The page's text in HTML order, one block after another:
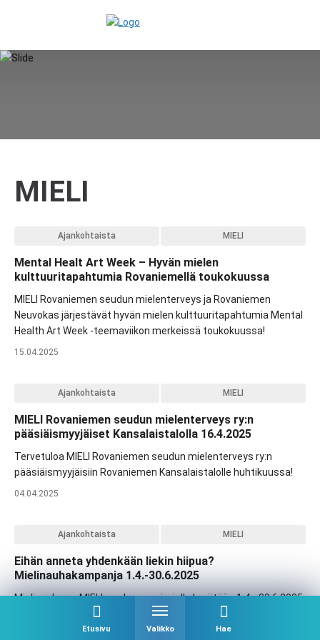
Etusivu Valikko Hae
MIELI
Ajankohtaista MIELI
Mental Healt Art Week – Hyvän mielen
kulttuuritapahtumia Rovaniemellä toukokuussa
MIELI Rovaniemen seudun mielenterveys ja Rovaniemen
Neuvokas järjestävät hyvän mielen kulttuuritapahtumia Mental
Health Art Week -teemaviikon merkeissä toukokuussa!
15.04.2025
Ajankohtaista MIELI
MIELI Rovaniemen seudun mielenterveys ry:n
pääsiäismyyjäiset Kansalaistalolla 16.4.2025
Tervetuloa MIELI Rovaniemen seudun mielenterveys ry:n
pääsiäismyyjäisiin Rovaniemen Kansalaistalolle huhtikuussa!
04.04.2025
Ajankohtaista MIELI
Eihän anneta yhdenkään liekin hiipua?
Mielinauhakampanja 1.4.-30.6.2025
Mielinauha on MIELI ry:n kampanja, jolla kerätään 1.4.–30.6.2025
varoja mielenterveyden edistämiseen ja kriisityöhön